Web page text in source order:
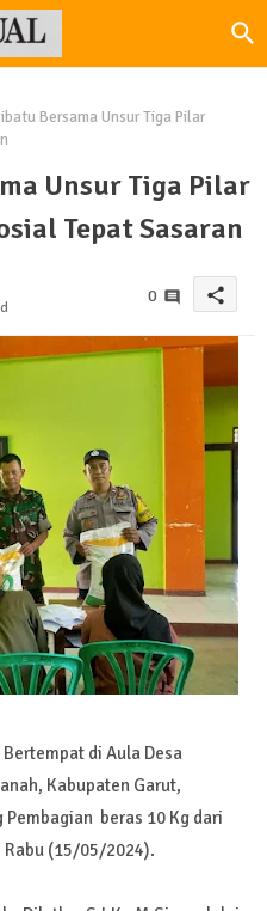
Bersama Unsur Tiga Pilar
Unsur Tiga Pilar
Tepat Sasaran
0 share
Bertempat di Aula Desa
Kabupaten Garut,
beras 10 Kg dari
Rabu (15/05/2024).